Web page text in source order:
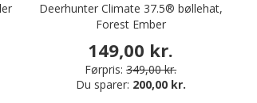
Deerhunter Climate 37.5® bøllehat,
Forest Ember
149,00 kr.
Førpris: 349,00 kr.
Du sparer: 200,00 kr.